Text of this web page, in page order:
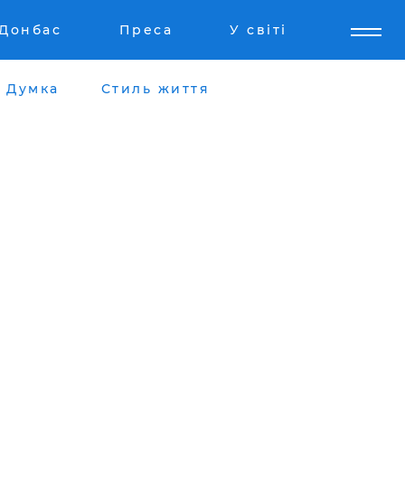
Преса У світі
Думка Стиль життя